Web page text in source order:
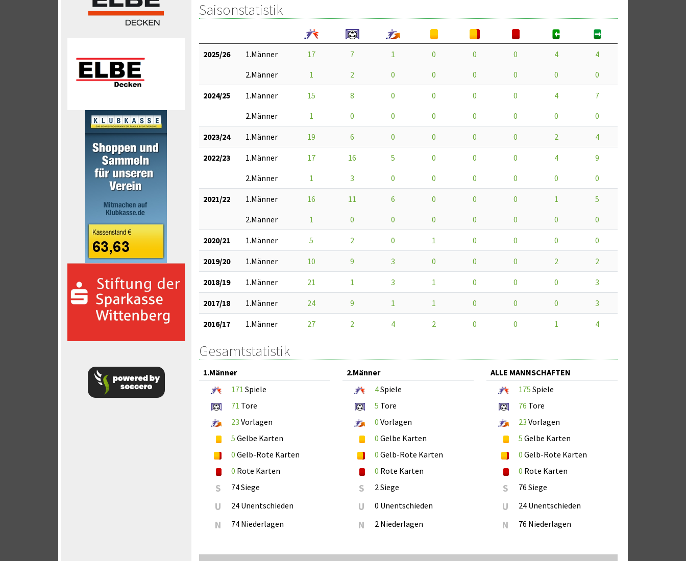
Saisonstatistik
2025/26 1.Männer 17 7 1 0 0 0 4
4
2.Männer
1 2 0 0 0 0 0 0
2024/25 1.Männer 15 8 0 0 0 0 4
7
2.Männer
1 0 0 0 0 0 0 0
2023/24 1.Männer 19 6 0 0 0 0 2 4
2022/23 1.Männer 17 16 5 0 0 0 4
9
2.Männer
1 3 0 0 0 0 0 0
2021/22 1.Männer 16 11 6 0 0 0 1
5
2.Männer
1 0 0 0 0 0 0 0
2020/21 1.Männer 5 2 0 1 0 0 0 0
2019/20 1.Männer 10 9 3 0 0 0 2 2
2018/19 1.Männer 21 1 3 1 0 0 0 3
2017/18 1.Männer 24 9 1 1 0 0 0 3
2016/17 1.Männer 27 2 4 2 0 0 1 4
Gesamtstatistik
1.Männer
171 Spiele
71 Tore
23 Vorlagen
5 Gelbe Karten
0 Gelb-Rote Karten
0 Rote Karten
S 74 Siege
U 24 Unentschieden
N 74 Niederlagen
2.Männer
4Spiele
5 Tore
0 Vorlagen
0 Gelbe Karten
0 Gelb-Rote Karten
0 Rote Karten
S 2 Siege
U 0 Unentschieden
N 2 Niederlagen
ALLE MANNSCHAFTEN
175 Spiele
76 Tore
23 Vorlagen
5 Gelbe Karten
0 Gelb-Rote Karten
0 Rote Karten
S 76 Siege
U 24 Unentschieden
N 76 Niederlagen